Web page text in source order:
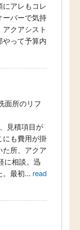
にアレもコレ
ーバーで気持
クアシスト
やって予算内
面所のリフ
見積項目が
にも費用が掛
た所、アクア
に相談。迅
。最初... read